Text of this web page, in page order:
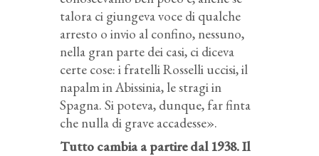
talora ci giungeva voce di qualche
arresto o invio al confino, nessuno,
nella gran parte dei casi, ci diceva
certe cose: i fratelli Rosselli uccisi, il
napalm in Abissinia, le stragi in
Spagna. Si poteva, dunque, far finta
che nulla di grave accadesse».
Tutto cambia a partire dal 1938. Il